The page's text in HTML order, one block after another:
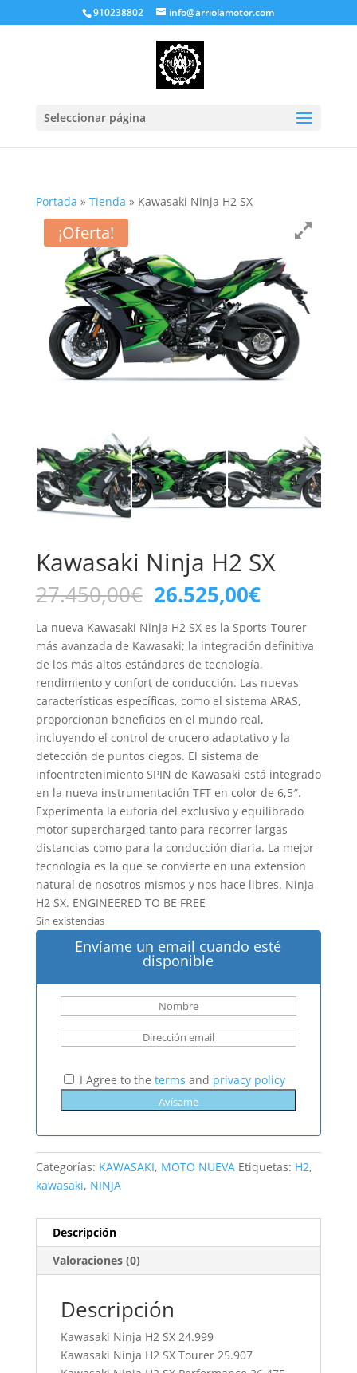
910238802 info@arriolamotor.com
Seleccionar página
Portada » Tienda » Kawasaki Ninja H2 SX
¡Oferta!
Kawasaki Ninja H2 SX
27.450,00€ El
precio
original
era:
27.450,00€.
26.525,00€El
precio
actual
es:
La nueva Kawasaki Ninja H2 SX es la Sports-Tourer
más avanzada de Kawasaki; la integración definitiva
de los más altos estándares de tecnología,
rendimiento y confort de conducción. Las nuevas
características específicas, como el sistema ARAS,
proporcionan beneficios en el mundo real,
incluyendo el control de crucero adaptativo y la
detección de puntos ciegos. El sistema de
infoentretenimiento SPIN de Kawasaki está integrado
en la nueva instrumentación TFT en color de 6,5″.
Experimenta la euforia del exclusivo y equilibrado
motor supercharged tanto para recorrer largas
distancias como para la conducción diaria. La mejor
tecnología es la que se convierte en una extensión
natural de nosotros mismos y nos hace libres. Ninja
H2 SX. ENGINEERED TO BE FREE
Sin existencias
Envíame un email cuando esté
disponible
I Agree to the terms and privacy policy
Categorías: KAWASAKI, MOTO NUEVA Etiquetas: H2,
kawasaki, NINJA
Descripción
Valoraciones (0)
Descripción
Kawasaki Ninja H2 SX 24.999
Kawasaki Ninja H2 SX Tourer 25.907